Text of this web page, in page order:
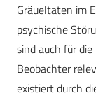
Gräueltaten im
psychische
sind auch für
Beobachter
existiert durch